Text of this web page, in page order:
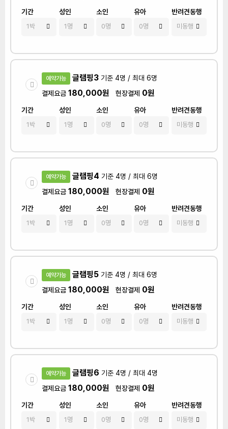
기간 성인 소인 유아 반려견동행
예약가능 글램핑3 기준 4명 / 최대 6명
결제요금 180,000원 현장결제 0원
기간 성인 소인 유아 반려견동행
예약가능 글램핑4 기준 4명 / 최대 6명
결제요금 180,000원 현장결제 0원
기간 성인 소인 유아 반려견동행
예약가능 글램핑5 기준 4명 / 최대 6명
결제요금 180,000원 현장결제 0원
기간 성인 소인 유아 반려견동행
예약가능 글램핑6 기준 4명 / 최대 4명
결제요금 180,000원 현장결제 0원
기간 성인 소인 유아 반려견동행